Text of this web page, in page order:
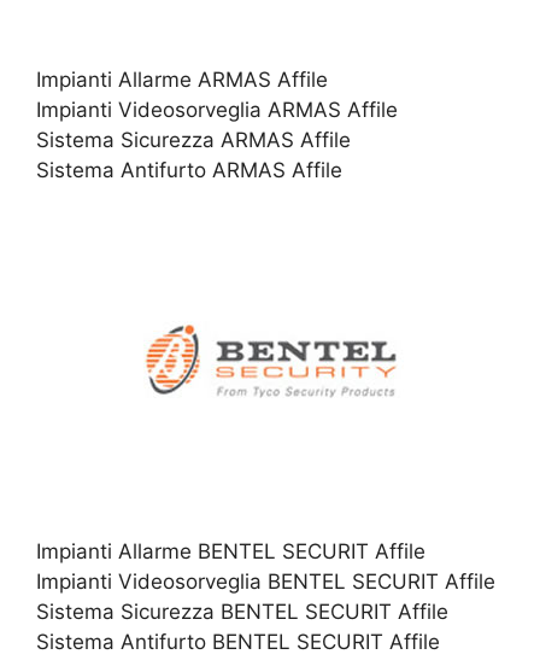
Impianti Allarme ARMAS Affile
Impianti Videosorveglia ARMAS Affile
Sistema Sicurezza ARMAS Affile
Sistema Antifurto ARMAS Affile
Impianti Allarme BENTEL SECURIT Affile
Impianti Videosorveglia BENTEL SECURIT Affile
Sistema Sicurezza BENTEL SECURIT Affile
Sistema Antifurto BENTEL SECURIT Affile